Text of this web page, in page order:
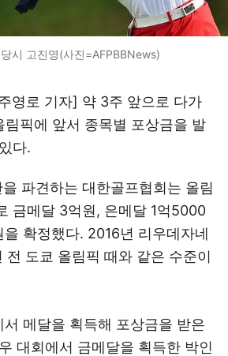
시 고진영(사진=AFPBBNews)
영로 기자] 약 3주 앞으로 다가
픽에 앞서 종목별 포상금을 발
다.
파견하는 대한골프협회는 올림
금메달 3억원, 은메달 1억5000
을 확정했다. 2016년 리우데자네
전 도쿄 올림픽 때와 같은 수준이
메달을 획득해 포상금을 받은
대회에서 금메달을 획득한 박인